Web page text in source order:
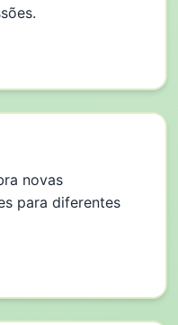
novas
para diferentes